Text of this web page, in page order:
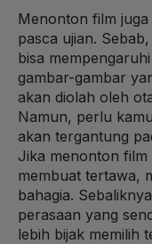
Menonton film
pasca ujian.
bisa
gambar-gambar
akan diolah oleh
Namun, perlu
akan tergantung
Jika menonton film
membuat tertawa,
bahagia.
perasaan yang
lebih bijak memilih